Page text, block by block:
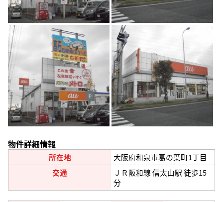
物件詳細情報
所在地
大阪府和泉市葛の葉町1丁目
交通
ＪＲ阪和線 信太山駅 徒歩15
分